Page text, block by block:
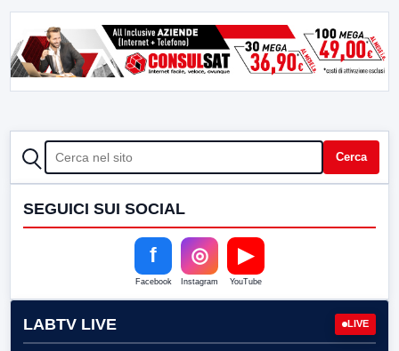
CERCA Cerca
SEGUICI SUI SOCIAL
f
Facebook
◎
Instagram
▶
YouTube
LABTV LIVE LIVE